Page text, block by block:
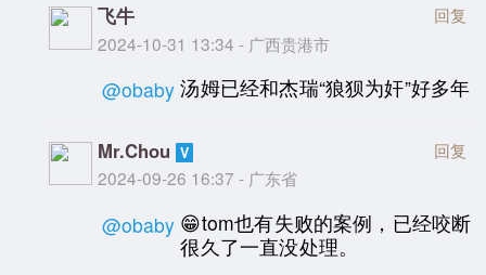
飞牛
2024-10-31 13:34 - 广西贵港市
回复
@obaby 汤姆已经和杰瑞“狼狈为奸”好多年
Mr.Chou
2024-09-26 16:37 - 广东省
回复
@obaby 😁tom也有失败的案例，已经咬断
很久了一直没处理。